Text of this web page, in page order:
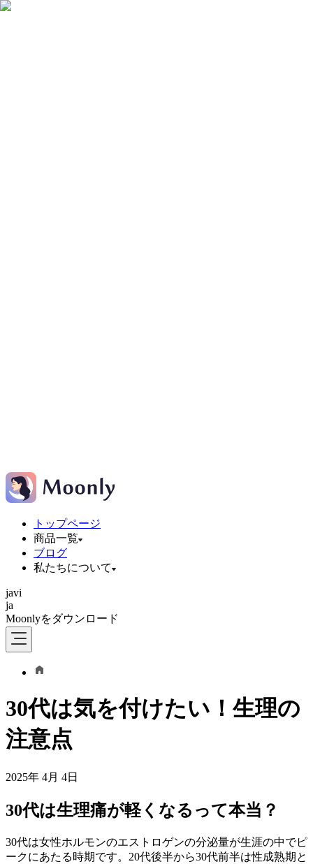
トップページ
商品一覧
ブログ
私たちについて
javi
ja
Moonlyをダウンロード
30代は気を付けたい！生理の
注意点
2025年 4月 4日
30代は生理痛が軽くなるって本当？
30代は女性ホルモンのエストロゲンの分泌量が生涯の中でピ
ークにあたる時期です。20代後半から30代前半は性成熟期と